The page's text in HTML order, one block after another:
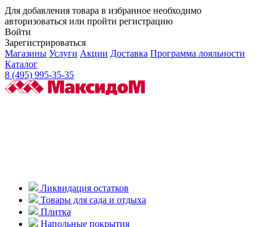
Для добавления товара в избранное необходимо
авторизоваться или пройти регистрацию
Войти
Зарегистрироваться
Магазины Услуги Акции Доставка Программа лояльности
Каталог
8 (495) 995-35-35
Ликвидация остатков
Товары для сада и отдыха
Плитка
Напольные покрытия